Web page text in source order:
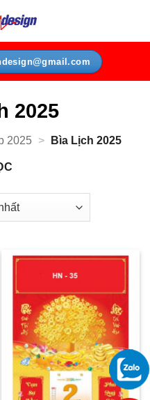
2025
2025 > Bìa Lịch 2025